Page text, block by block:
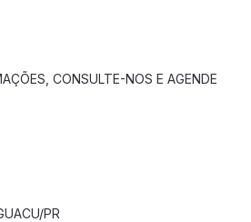
CONSULTE-NOS E AGENDE
este imóvel estarão disponíveis
PR